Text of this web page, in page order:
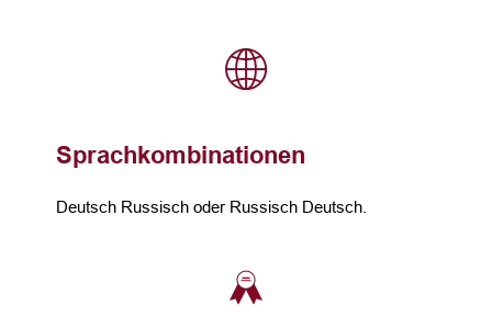
Sprachkombinationen
Deutsch Russisch oder Russisch Deutsch.